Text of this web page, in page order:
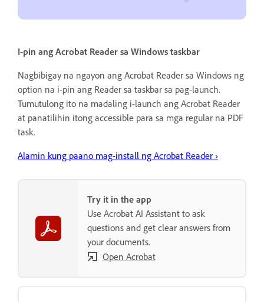
I-pin ang Acrobat Reader sa Windows taskbar
Nagbibigay na ngayon ang Acrobat Reader sa Windows ng
option na i-pin ang Reader sa taskbar sa pag-launch.
Tumutulong ito na madaling i-launch ang Acrobat Reader
at panatilihin itong accessible para sa mga regular na PDF
task.
Alamin kung paano mag-install ng Acrobat Reader ›
Try it in the app
Use Acrobat AI Assistant to ask
questions and get clear answers from
your documents.
Open Acrobat